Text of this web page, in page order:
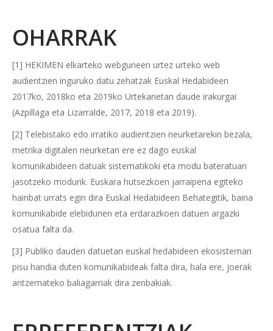
OHARRAK
[1] HEKIMEN elkarteko webguneen urtez urteko web
audientzien inguruko datu zehatzak Euskal Hedabideen
2017ko, 2018ko eta 2019ko Urtekarietan daude irakurgai
(Azpillaga eta Lizarralde, 2017, 2018 eta 2019).
[2] Telebistako edo irratiko audientzien neurketarekin bezala,
metrika digitalen neurketan ere ez dago euskal
komunikabideen datuak sistematikoki eta modu bateratuan
jasotzeko modurik. Euskara hutsezkoen jarraipena egiteko
hainbat urrats egin dira Euskal Hedabideen Behategitik, baina
komunikabide elebidunen eta erdarazkoen datuen argazki
osatua falta da.
[3] Publiko dauden datuetan euskal hedabideen ekosisteman
pisu handia duten komunikabideak falta dira, hala ere, joerak
antzemateko baliagarriak dira zenbakiak.